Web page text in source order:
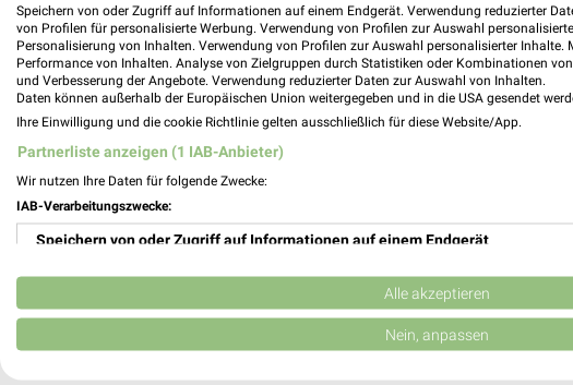
apotal.de Prospekte und Angebote
Auto Hammer Filialen & Öffnungszeiten für
Autohaus Rengstl Filialen & Öffnungszeiten für Saal
Autohaus von der Weppen Filialen & Öffnungszeiten
Speichern von oder Zugriff auf Informationen auf einem Endgerät. Verwendung reduzierter
von Profilen für personalisierte Werbung. Verwendung von Profilen zur Auswahl
Personalisierung von Inhalten. Verwendung von Profilen zur Auswahl personalisierter Inhalte.
Performance von Inhalten. Analyse von Zielgruppen durch Statistiken oder Kombinationen
und Verbesserung der Angebote. Verwendung reduzierter Daten zur Auswahl von Inhalten.
Daten können außerhalb der Europäischen Union weitergegeben und in die USA gesendet
Ihre Einwilligung und die cookie Richtlinie gelten ausschließlich für diese Website/App.
Partnerliste anzeigen (1 IAB-Anbieter)
Wir nutzen Ihre Daten für folgende Zwecke:
IAB-Verarbeitungszwecke:
Speichern von oder Zugriff auf Informationen auf einem Endgerät
Verwendung reduzierter Daten zur Auswahl von Werbeanzeigen
Erstellung von Profilen für personalisierte Werbung
Alle akzeptieren
Nein, anpassen